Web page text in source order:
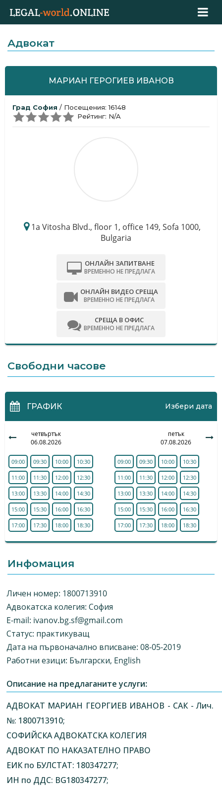
Адвокат
МАРИАН ГЕРОГИЕВ ИВАНОВ
Град София / Посещения: 16148
Рейтинг: N/A
1a Vitosha Blvd., floor 1, office 149, Sofa 1000,
Bulgaria
ОНЛАЙН ЗАПИТВАНЕ
ВРЕМЕННО НЕ ПРЕДЛАГА
ОНЛАЙН ВИДЕО СРЕЩА
ВРЕМЕННО НЕ ПРЕДЛАГА
СРЕЩА В ОФИС
ВРЕМЕННО НЕ ПРЕДЛАГА
Свободни часове
ГРАФИК Избери дата
четвъртък
06.08.2026
09:00 09:30 10:00 10:30
11:00 11:30 12:00 12:30
13:00 13:30 14:00 14:30
15:00 15:30 16:00 16:30
17:00 17:30 18:00 18:30
петък
07.08.2026
09:00 09:30 10:00 10:30
11:00 11:30 12:00 12:30
13:00 13:30 14:00 14:30
15:00 15:30 16:00 16:30
17:00 17:30 18:00 18:30
Инфомация
Личен номер: 1800713910
Адвокатска колегия: София
E-mail: ivanov.bg.sf@gmail.com
Статус: практикуващ
Дата на първоначално вписване: 08-05-2019
Работни езици: Български, English
Описание на предлаганите услуги:
АДВОКАТ МАРИАН ГЕОРГИЕВ ИВАНОВ - САК - Лич.
№: 1800713910;
СОФИЙСКА АДВОКАТСКА КОЛЕГИЯ
АДВОКАТ ПО НАКАЗАТЕЛНО ПРАВО
ЕИК по БУЛСТАТ: 180347277;
ИН по ДДС: BG180347277;